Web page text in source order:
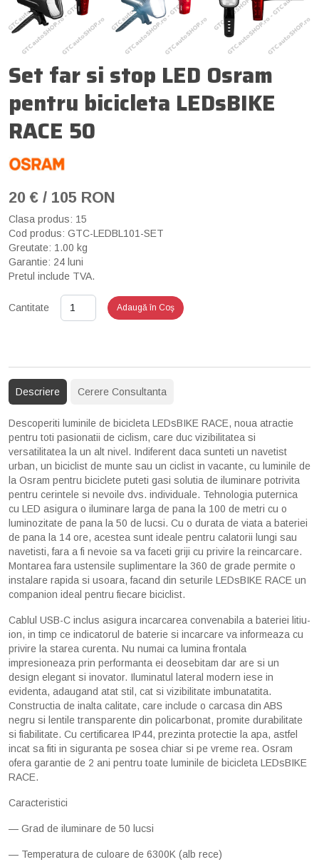
Set far si stop LED Osram
pentru bicicleta LEDsBIKE
RACE 50
20 € / 105 RON
Clasa produs: 15
Cod produs: GTC-LEDBL101-SET
Greutate: 1.00 kg
Garantie: 24 luni
Pretul include TVA.
Cantitate Adaugă în Coş
Descriere Cerere Consultanta
Descoperiti luminile de bicicleta LEDsBIKE RACE, noua atractie
pentru toti pasionatii de ciclism, care duc vizibilitatea si
versatilitatea la un alt nivel. Indiferent daca sunteti un navetist
urban, un biciclist de munte sau un ciclist in vacante, cu luminile de
la Osram pentru biciclete puteti gasi solutia de iluminare potrivita
pentru cerintele si nevoile dvs. individuale. Tehnologia puternica
cu LED asigura o iluminare larga de pana la 100 de metri cu o
luminozitate de pana la 50 de lucsi. Cu o durata de viata a bateriei
de pana la 14 ore, acestea sunt ideale pentru calatorii lungi sau
navetisti, fara a fi nevoie sa va faceti griji cu privire la reincarcare.
Montarea fara ustensile suplimentare la 360 de grade permite o
instalare rapida si usoara, facand din seturile LEDsBIKE RACE un
companion ideal pentru fiecare biciclist.
Cablul USB-C inclus asigura incarcarea convenabila a bateriei litiu-
ion, in timp ce indicatorul de baterie si incarcare va informeaza cu
privire la starea curenta. Nu numai ca lumina frontala
impresioneaza prin performanta ei deosebitam dar are si un
design elegant si inovator. Iluminatul lateral modern iese in
evidenta, adaugand atat stil, cat si vizibilitate imbunatatita.
Constructia de inalta calitate, care include o carcasa din ABS
negru si lentile transparente din policarbonat, promite durabilitate
si fiabilitate. Cu certificarea IP44, prezinta protectie la apa, astfel
incat sa fiti in siguranta pe sosea chiar si pe vreme rea. Osram
ofera garantie de 2 ani pentru toate luminile de bicicleta LEDsBIKE
RACE.
Caracteristici
— Grad de iluminare de 50 lucsi
— Temperatura de culoare de 6300K (alb rece)